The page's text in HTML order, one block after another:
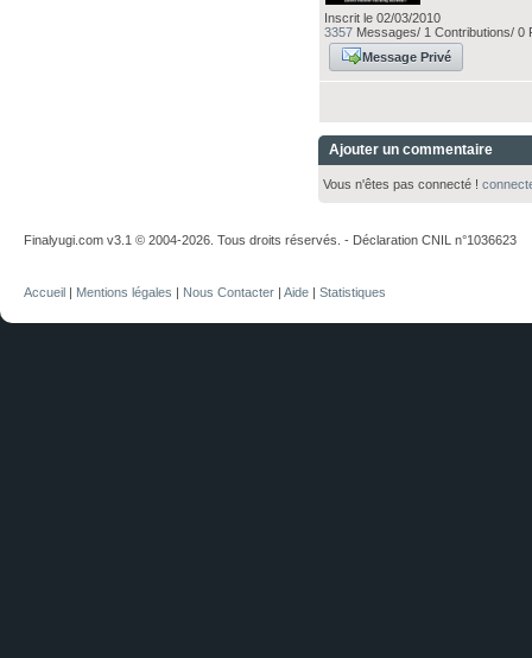
Inscrit le 02/03/2010
3357 Messages/ 1 Contributions/ 0
Message Privé
Ajouter un commentaire
Vous n'êtes pas connecté !
Finalyugi.com v3.1 © 2004-2026. Tous droits réservés. - Déclaration CNIL n°1036623
Accueil | Mentions légales | Nous Contacter | Aide | Statistiques